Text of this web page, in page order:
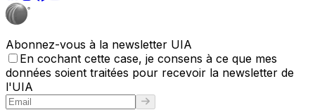
Abonnez-vous à la newsletter UIA
En cochant cette case, je consens à ce que mes
données soient traitées pour recevoir la newsletter de
l'UIA